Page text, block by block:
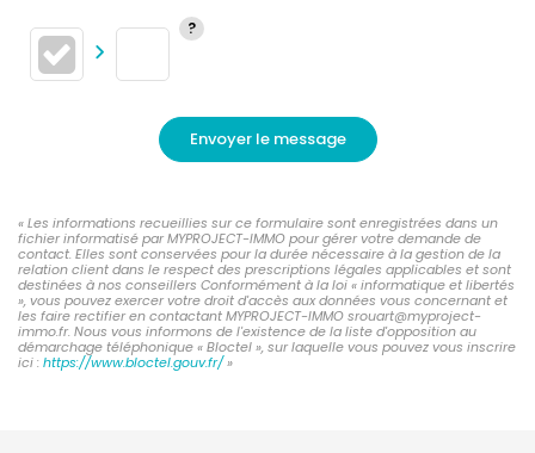
Envoyer le message
« Les informations recueillies sur ce formulaire sont enregistrées dans un
fichier informatisé par MYPROJECT-IMMO pour gérer votre demande de
contact. Elles sont conservées pour la durée nécessaire à la gestion de la
relation client dans le respect des prescriptions légales applicables et sont
destinées à nos conseillers Conformément à la loi « informatique et libertés
», vous pouvez exercer votre droit d'accès aux données vous concernant et
les faire rectifier en contactant MYPROJECT-IMMO srouart@myproject-
immo.fr. Nous vous informons de l'existence de la liste d'opposition au
démarchage téléphonique « Bloctel », sur laquelle vous pouvez vous inscrire
ici : https://www.bloctel.gouv.fr/»